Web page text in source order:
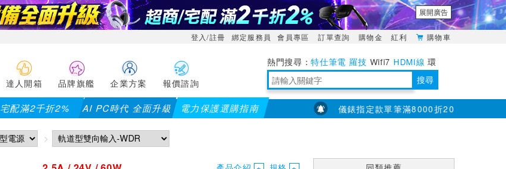
展開廣告
登入/註冊 綁定服務員 會員專區 訂單查詢 購物金 紅利 購物車
達人開箱 品牌旗艦 企業方案 報價諮詢
特仕筆電 羅技 Wifi7 HDMI線 環
境量測 明緯POWER 搜尋
宅配滿2千折2% AI PC時代 全面升級 電力保護選購指南
【PX大通】全館滿千折百(部分品項不適用，滿2千折200...) 儀錶指定款單筆滿8000折200 (最高可折$400